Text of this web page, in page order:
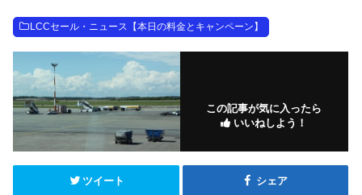
LCCセール・ニュース【本日の料金とキャンペーン】
この記事が気に入ったら
いいねしよう！
ツイート シェア